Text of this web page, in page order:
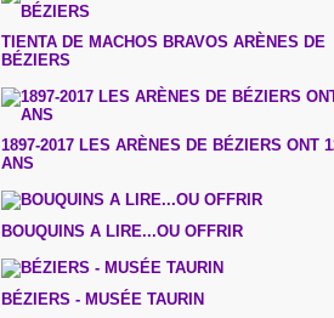
TIENTA DE MACHOS BRAVOS ARÈNES DE
BÉZIERS
1897-2017 LES ARÈNES DE BÉZIERS ONT
ANS
BOUQUINS A LIRE...OU OFFRIR
BÉZIERS - MUSÉE TAURIN